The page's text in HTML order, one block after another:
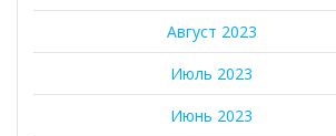
Август 2023
Июль 2023
Июнь 2023